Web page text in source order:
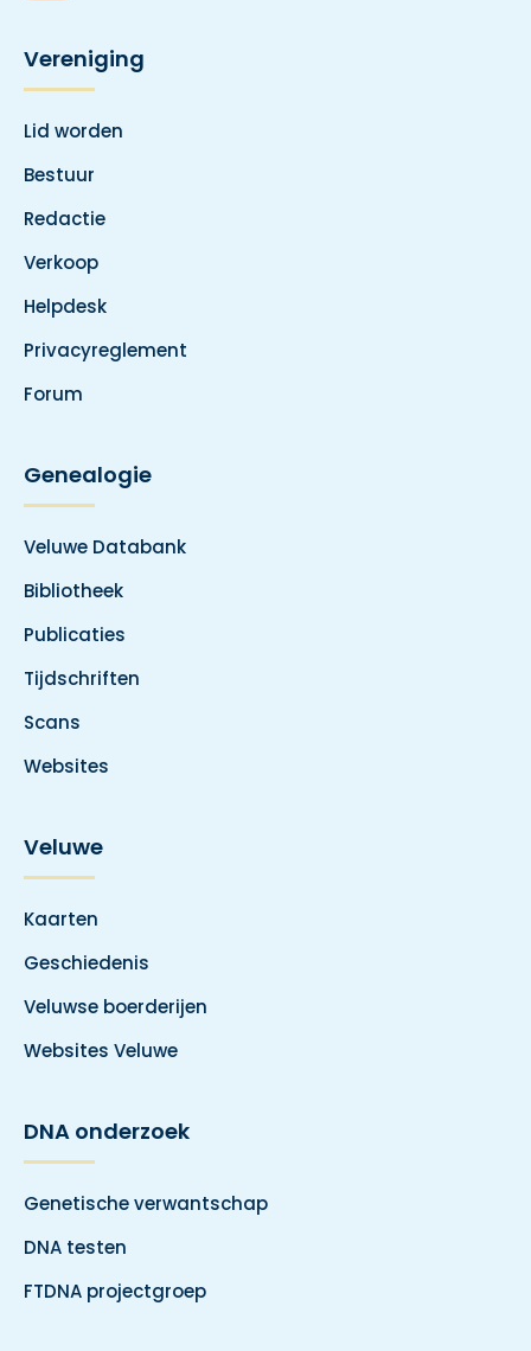
Vereniging
Lid worden
Bestuur
Redactie
Verkoop
Helpdesk
Privacyreglement
Forum
Genealogie
Veluwe Databank
Bibliotheek
Publicaties
Tijdschriften
Scans
Websites
Veluwe
Kaarten
Geschiedenis
Veluwse boerderijen
Websites Veluwe
DNA onderzoek
Genetische verwantschap
DNA testen
FTDNA projectgroep